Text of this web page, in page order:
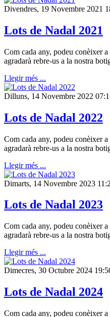
Divendres, 19 Novembre 2021
Lots de Nadal 2021
Com cada any, podeu conèixer
agradarà rebre-us a la nostra
Llegir més ...
Dilluns, 14 Novembre 2022
Lots de Nadal 2022
Com cada any, podeu conèixer
agradarà rebre-us a la nostra
Llegir més ...
Dimarts, 14 Novembre 2023
Lots de Nadal 2023
Com cada any, podeu conèixer
agradarà rebre-us a la nostra
Llegir més ...
Dimecres, 30 Octubre 2024
Lots de Nadal 2024
Com cada any, podeu conèixer